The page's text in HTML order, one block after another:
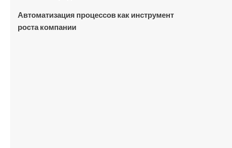
Автоматизация процессов как инструмент
роста компании